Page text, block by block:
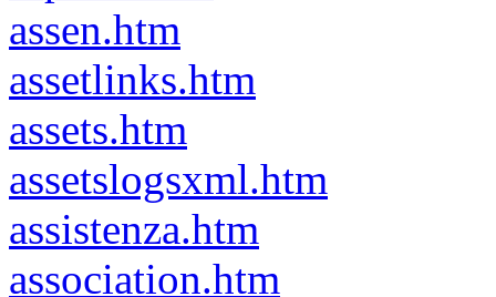
assen.htm
assetlinks.htm
assets.htm
assetslogsxml.htm
assistenza.htm
association.htm